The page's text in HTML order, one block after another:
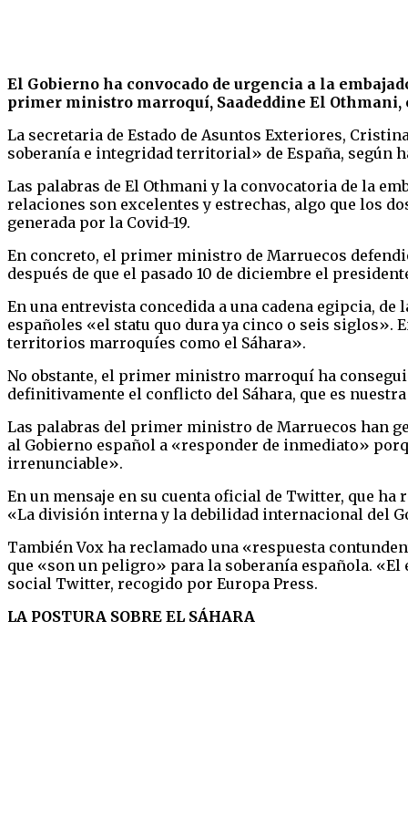
El Gobierno ha convocado de urgencia a la
primer ministro marroquí, Saadeddine El Othmani,
La secretaria de Estado de Asuntos Exteriores,
soberanía e integridad territorial» de España, según
Las palabras de El Othmani y la convocatoria de la
relaciones son excelentes y estrechas, algo que los
generada por la Covid-19.
En concreto, el primer ministro de Marruecos
después de que el pasado 10 de diciembre el
En una entrevista concedida a una cadena egipcia,
españoles «el statu quo dura ya cinco o seis siglos».
territorios marroquíes como el Sáhara».
No obstante, el primer ministro marroquí ha
definitivamente el conflicto del Sáhara, que es
Las palabras del primer ministro de Marruecos han
al Gobierno español a «responder de inmediato»
irrenunciable».
En un mensaje en su cuenta oficial de Twitter, que ha
«La división interna y la debilidad internacional del
También Vox ha reclamado una «respuesta
que «son un peligro» para la soberanía española. «El
social Twitter, recogido por Europa Press.
LA POSTURA SOBRE EL SÁHARA